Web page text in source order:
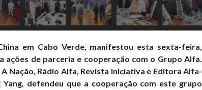
em Cabo Verde, manifestou esta sexta-feira,
de parceria e cooperação com o Grupo Alfa.
Nação, Rádio Alfa, Revista Iniciativa e Editora Alfa-
Yang, defendeu que a cooperação com este grupo